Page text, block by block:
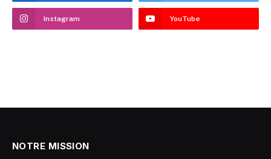
Instagram YouTube
NOTRE MISSION